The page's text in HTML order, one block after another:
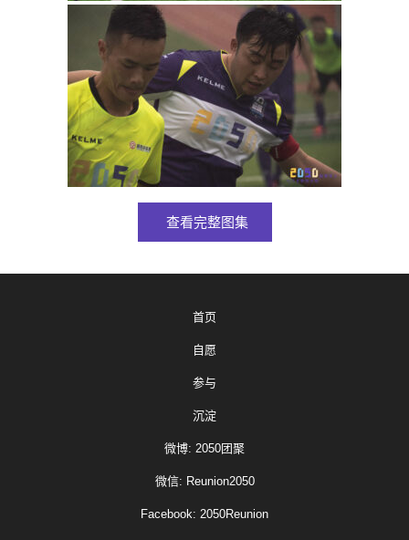
查看完整图集
首页
自愿
参与
沉淀
微博: 2050团聚
微信: Reunion2050
Facebook: 2050Reunion